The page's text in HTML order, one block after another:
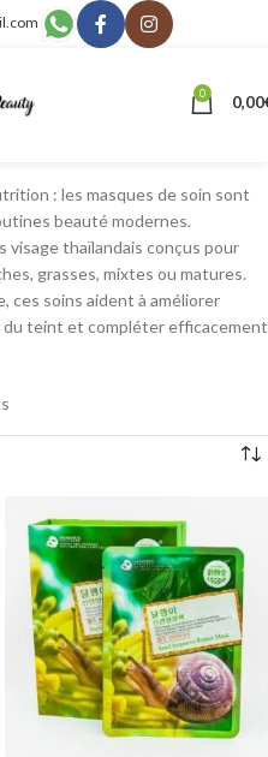
0 0,00
: les masques de soin sont
beauté modernes.
visage thaïlandais conçus pour
grasses, mixtes ou matures.
ces soins aident à améliorer
du teint et compléter efficacement